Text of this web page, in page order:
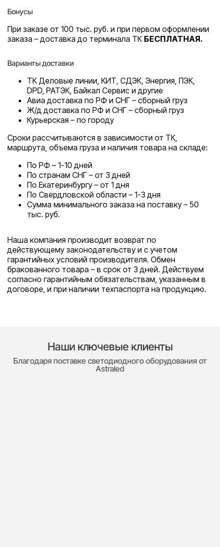
Бонусы
При заказе от 100 тыс. руб. и при первом оформлении
заказа – доставка до терминала ТК БЕСПЛАТНАЯ.
Варианты доставки
ТК Деловые линии, КИТ, СДЭК, Энергия, ПЭК,
DPD, РАТЭК, Байкал Сервис и другие
Авиа доставка по РФ и СНГ – сборный груз
Ж/д доставка по РФ и СНГ – сборный груз
Курьерская – по городу
Сроки рассчитываются в зависимости от ТК,
маршрута, объема груза и наличия товара на складе:
По РФ – 1-10 дней
По странам СНГ – от 3 дней
По Екатеринбургу – от 1 дня
По Свердловской области – 1-3 дня
Сумма минимального заказа на поставку – 50
тыс. руб.
Наша компания производит возврат по
действующему законодательству и с учетом
гарантийных условий производителя. Обмен
бракованного товара – в срок от 3 дней. Действуем
согласно гарантийным обязательствам, указанным в
договоре, и при наличии техпаспорта на продукцию.
Наши ключевые клиенты
Благодаря поставке светодиодного оборудования от
Astraled